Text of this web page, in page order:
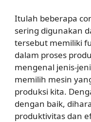
Itulah beberapa
sering digunakan
tersebut memiliki
dalam proses
mengenal jenis-
memilih mesin
produksi kita.
dengan baik,
produktivitas dan